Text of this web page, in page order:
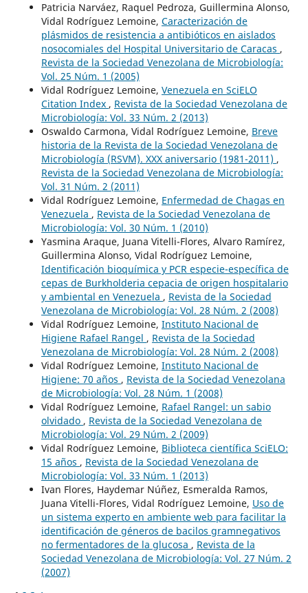
Patricia Narváez, Raquel Pedroza, Guillermina Alonso,
Vidal Rodríguez Lemoine, Caracterización de
plásmidos de resistencia a antibióticos en aislados
nosocomiales del Hospital Universitario de Caracas ,
Revista de la Sociedad Venezolana de Microbiología:
Vol. 25 Núm. 1 (2005)
Vidal Rodríguez Lemoine, Venezuela en SciELO
Citation Index , Revista de la Sociedad Venezolana de
Microbiología: Vol. 33 Núm. 2 (2013)
Oswaldo Carmona, Vidal Rodríguez Lemoine, Breve
historia de la Revista de la Sociedad Venezolana de
Microbiología (RSVM). XXX aniversario (1981-2011) ,
Revista de la Sociedad Venezolana de Microbiología:
Vol. 31 Núm. 2 (2011)
Vidal Rodríguez Lemoine, Enfermedad de Chagas en
Venezuela , Revista de la Sociedad Venezolana de
Microbiología: Vol. 30 Núm. 1 (2010)
Yasmina Araque, Juana Vitelli-Flores, Alvaro Ramírez,
Guillermina Alonso, Vidal Rodríguez Lemoine,
Identificación bioquímica y PCR especie-específica de
cepas de Burkholderia cepacia de origen hospitalario
y ambiental en Venezuela , Revista de la Sociedad
Venezolana de Microbiología: Vol. 28 Núm. 2 (2008)
Vidal Rodríguez Lemoine, Instituto Nacional de
Higiene Rafael Rangel , Revista de la Sociedad
Venezolana de Microbiología: Vol. 28 Núm. 2 (2008)
Vidal Rodríguez Lemoine, Instituto Nacional de
Higiene: 70 años , Revista de la Sociedad Venezolana
de Microbiología: Vol. 28 Núm. 1 (2008)
Vidal Rodríguez Lemoine, Rafael Rangel: un sabio
olvidado , Revista de la Sociedad Venezolana de
Microbiología: Vol. 29 Núm. 2 (2009)
Vidal Rodríguez Lemoine, Biblioteca científica SciELO:
15 años , Revista de la Sociedad Venezolana de
Microbiología: Vol. 33 Núm. 1 (2013)
Ivan Flores, Haydemar Núñez, Esmeralda Ramos,
Juana Vitelli-Flores, Vidal Rodríguez Lemoine, Uso de
un sistema experto en ambiente web para facilitar la
identificación de géneros de bacilos gramnegativos
no fermentadores de la glucosa , Revista de la
Sociedad Venezolana de Microbiología: Vol. 27 Núm. 2
(2007)